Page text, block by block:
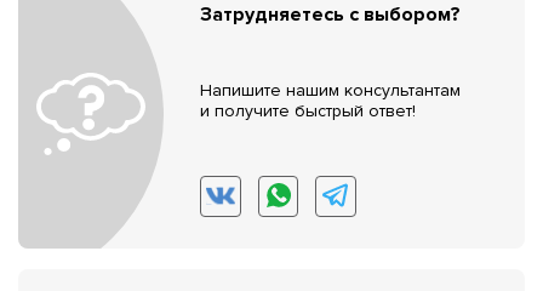
Затрудняетесь с выбором?
Напишите нашим консультантам
и получите быстрый ответ!